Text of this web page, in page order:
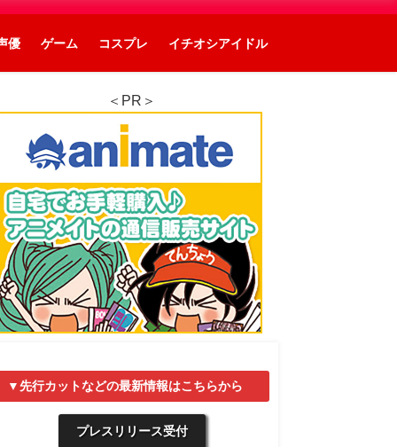
優 ゲーム コスプレ イチオシアイドル
＜PR＞
▼先行カットなどの最新情報はこちらから
プレスリリース受付